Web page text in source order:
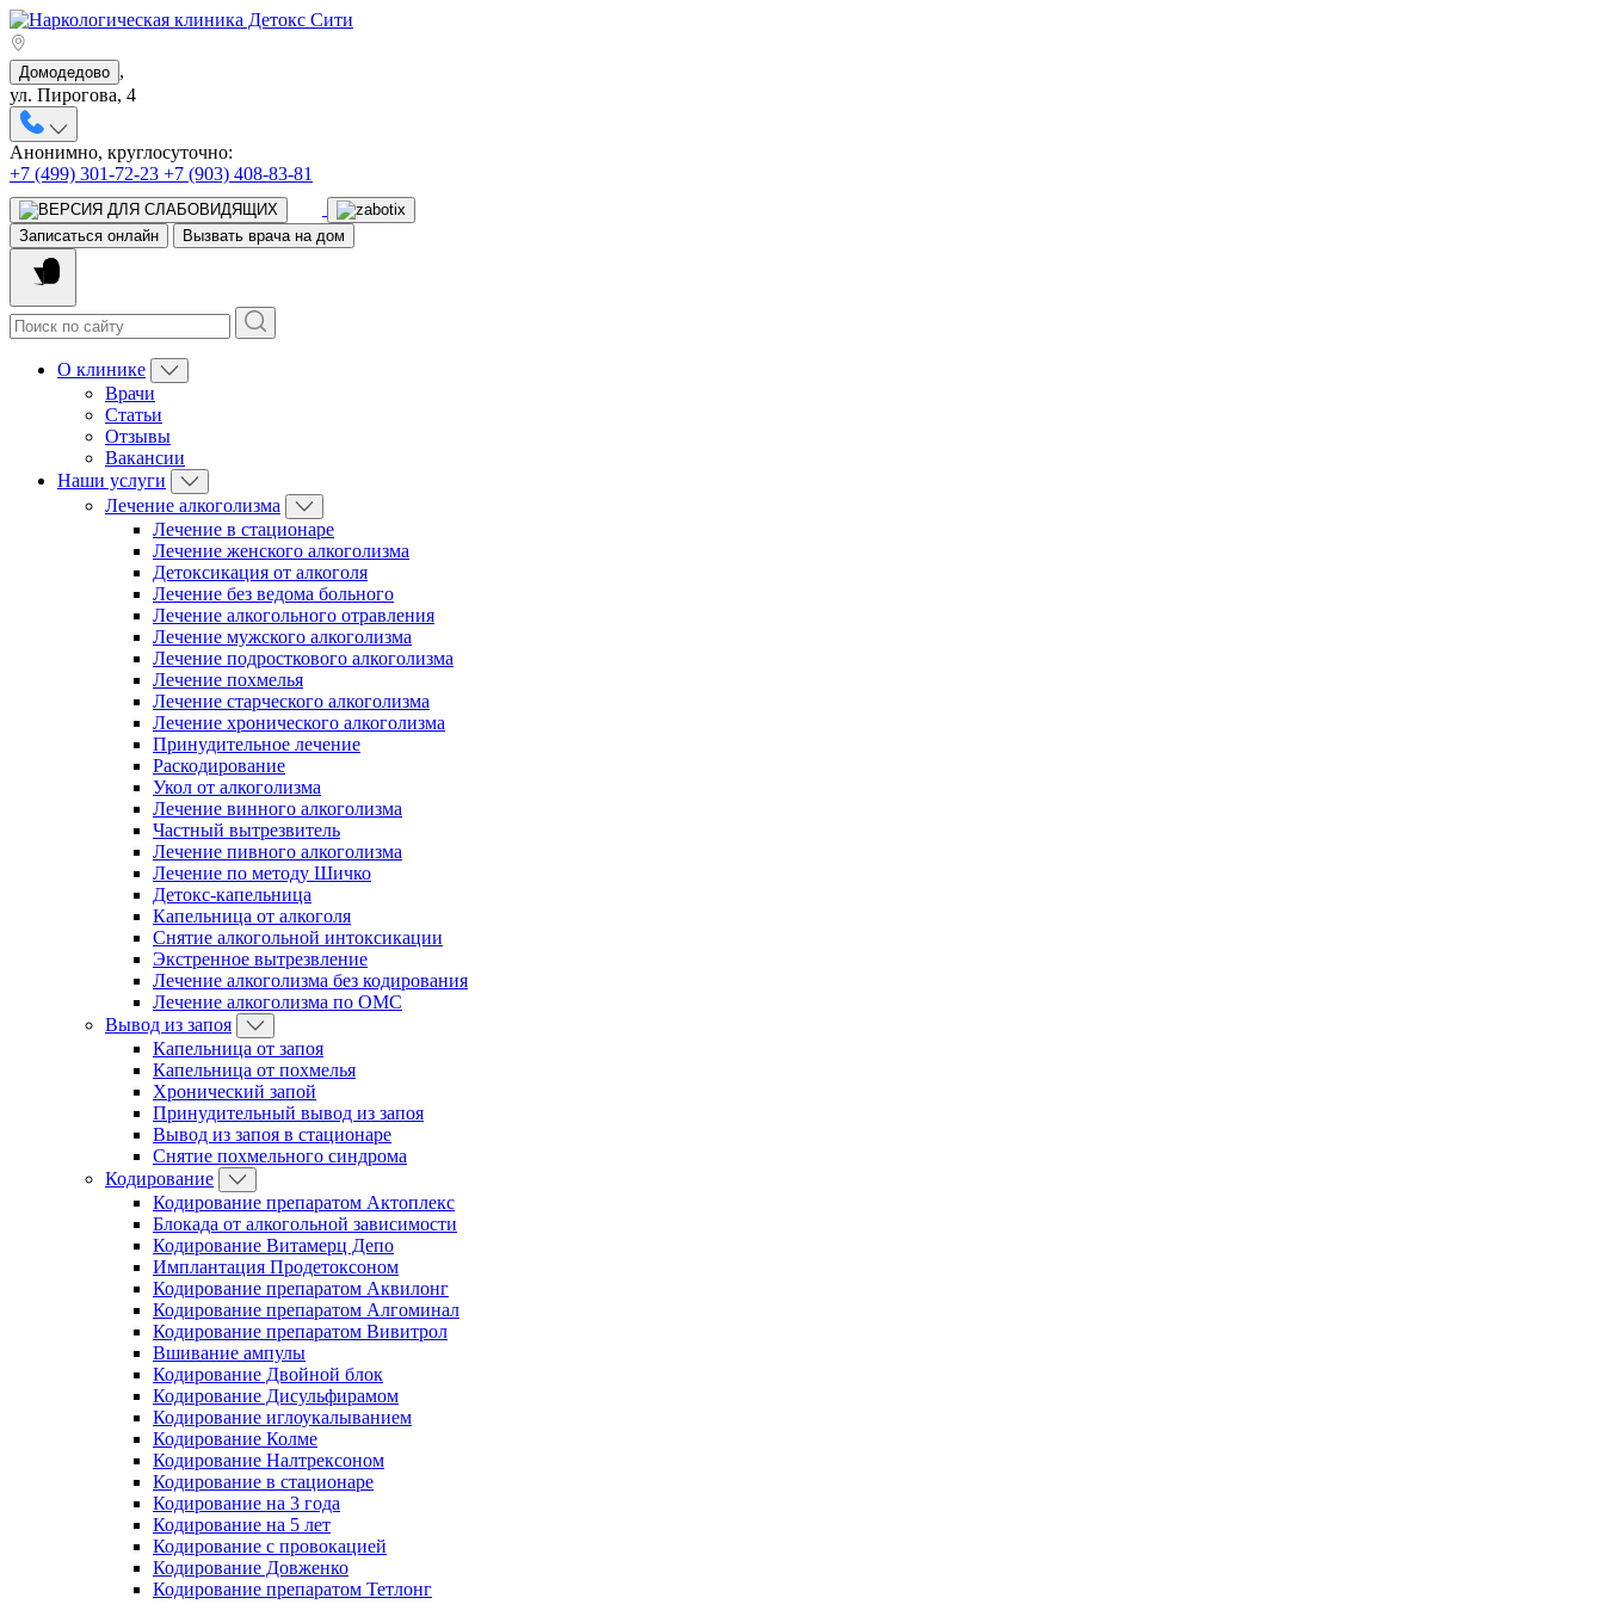
Домодедово ,
ул. Пирогова, 4
Анонимно, круглосуточно:
+7 (499) 301-72-23 +7 (903) 408-83-81
Записаться онлайн Вызвать врача на дом
О клинике
Врачи
Статьи
Отзывы
Вакансии
Наши услуги
Лечение алкоголизма
Лечение в стационаре
Лечение женского алкоголизма
Детоксикация от алкоголя
Лечение без ведома больного
Лечение алкогольного отравления
Лечение мужского алкоголизма
Лечение подросткового алкоголизма
Лечение похмелья
Лечение старческого алкоголизма
Лечение хронического алкоголизма
Принудительное лечение
Раскодирование
Укол от алкоголизма
Лечение винного алкоголизма
Частный вытрезвитель
Лечение пивного алкоголизма
Лечение по методу Шичко
Детокс-капельница
Капельница от алкоголя
Снятие алкогольной интоксикации
Экстренное вытрезвление
Лечение алкоголизма без кодирования
Лечение алкоголизма по ОМС
Вывод из запоя
Капельница от запоя
Капельница от похмелья
Хронический запой
Принудительный вывод из запоя
Вывод из запоя в стационаре
Снятие похмельного синдрома
Кодирование
Кодирование препаратом Актоплекс
Блокада от алкогольной зависимости
Кодирование Витамерц Депо
Имплантация Продетоксоном
Кодирование препаратом Аквилонг
Кодирование препаратом Алгоминал
Кодирование препаратом Вивитрол
Вшивание ампулы
Кодирование Двойной блок
Кодирование Дисульфирамом
Кодирование иглоукалыванием
Кодирование Колме
Кодирование Налтрексоном
Кодирование в стационаре
Кодирование на 3 года
Кодирование на 5 лет
Кодирование с провокацией
Кодирование Довженко
Кодирование препаратом Тетлонг